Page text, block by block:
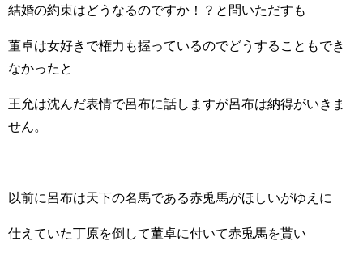
結婚の約束はどうなるのですか！？と問いただすも
董卓は女好きで権力も握っているのでどうすることもでき
なかったと
王允は沈んだ表情で呂布に話しますが呂布は納得がいきま
せん。
以前に呂布は天下の名馬である赤兎馬がほしいがゆえに
仕えていた丁原を倒して董卓に付いて赤兎馬を貰い